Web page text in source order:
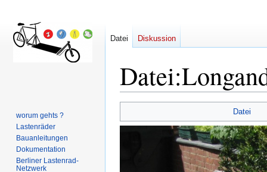
Datei:
Navigation
Suche
Datei
Datei Diskussion
worum gehts ?
Lastenräder
Bauanleitungen
Dokumentation
Berliner Lastenrad-
Netzwerk